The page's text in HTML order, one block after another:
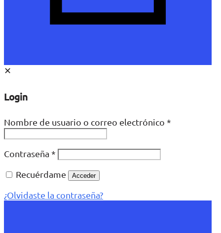
✕
Login
Nombre de usuario o correo electrónico *
Contraseña *
Recuérdame
Acceder
¿Olvidaste la contraseña?